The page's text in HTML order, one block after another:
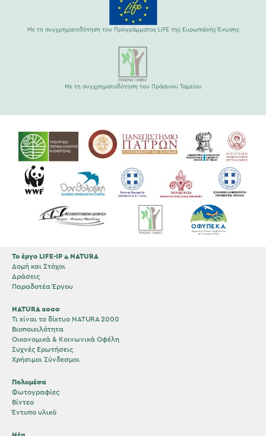
Με τη συγχρηματοδότηση του Προγράμματος LIFE της Ευρωπαϊκής Ένωσης
Με τη συγχρηματοδότηση του Πράσινου Ταμείου
Το έργο LIFE-IP 4 NATURA
Δομή και Στόχοι
Δράσεις
Παραδοτέα Έργου
NATURA 2000
Τι είναι το δίκτυο NATURA 2000
Βιοποικιλότητα
Οικονομικά & Κοινωνικά Οφέλη
Συχνές Ερωτήσεις
Χρήσιμοι Σύνδεσμοι
Πολυμέσα
Φωτογραφίες
Βίντεο
Έντυπο υλικό